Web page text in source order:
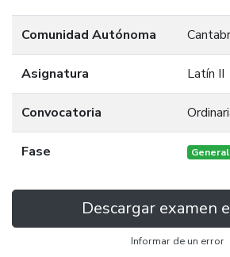
Comunidad Autónoma
Asignatura Latín II
Convocatoria
Fase General
Descargar examen
Informar de un error